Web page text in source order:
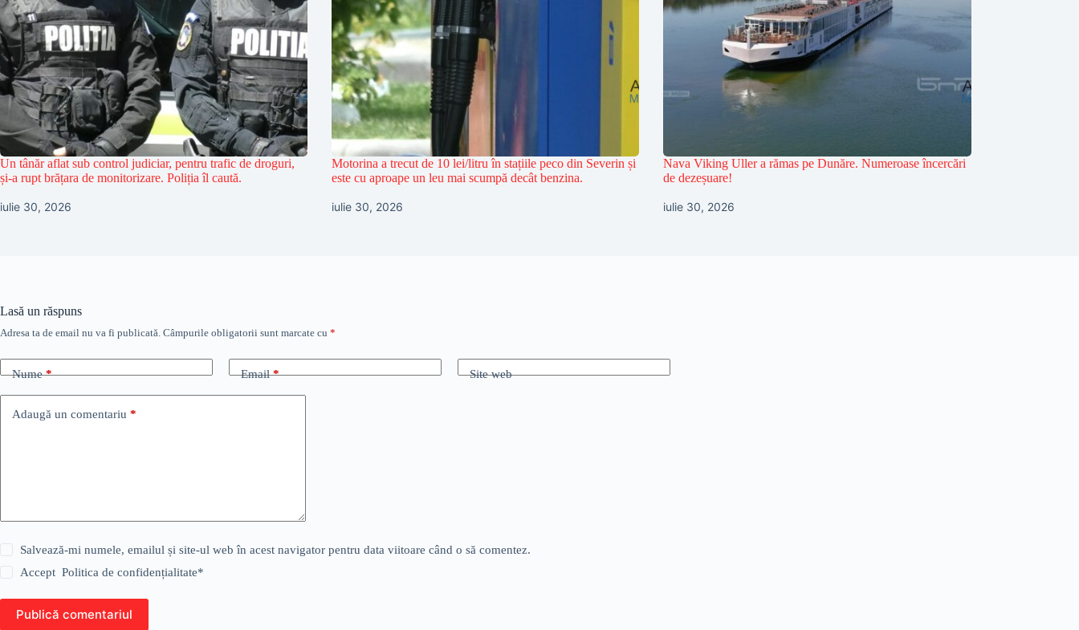
Un tânăr aflat sub control judiciar, pentru trafic de droguri,
și-a rupt brățara de monitorizare. Poliția îl caută.
iulie 30, 2026
Motorina a trecut de 10 lei/litru în stațiile peco din Severin și
este cu aproape un leu mai scumpă decât benzina.
iulie 30, 2026
Nava Viking Uller a rămas pe Dunăre. Numeroase încercări
de dezeșuare!
iulie 30, 2026
Lasă un răspuns
Adresa ta de email nu va fi publicată. Câmpurile obligatorii sunt marcate cu *
Nume* Email* Site web
Adaugă un comentariu *
Salvează-mi numele, emailul și site-ul web în acest navigator pentru data viitoare când o să comentez.
AcceptPolitica de confidențialitate*
Publică comentariul